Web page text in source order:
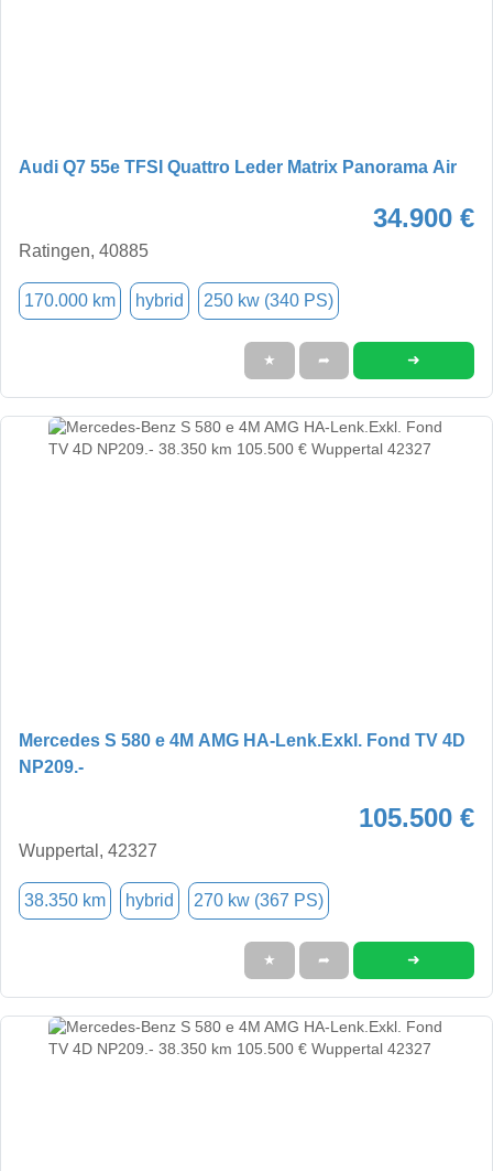
Audi Q7 55e TFSI Quattro Leder Matrix Panorama Air
34.900 €
Ratingen, 40885
170.000 km hybrid 250 kw (340 PS)
★ ➦ ➜
Mercedes S 580 e 4M AMG HA-Lenk.Exkl. Fond TV 4D
NP209.-
105.500 €
Wuppertal, 42327
38.350 km hybrid 270 kw (367 PS)
★ ➦ ➜